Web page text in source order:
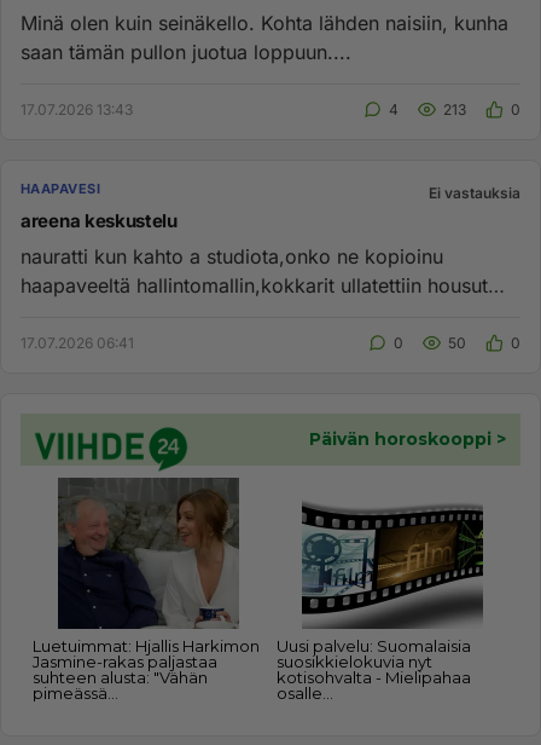
Minä olen kuin seinäkello. Kohta lähden naisiin, kunha
saan tämän pullon juotua loppuun....
17.07.2026 13:43 4 213 0
HAAPAVESI Ei vastauksia
areena keskustelu
nauratti kun kahto a studiota,onko ne kopioinu
haapaveeltä hallintomallin,kokkarit ullatettiin housut
17.07.2026 06:41 0 50 0